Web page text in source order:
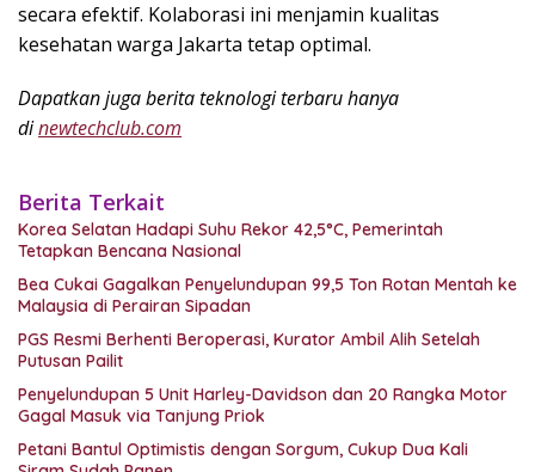
secara efektif. Kolaborasi ini menjamin kualitas
kesehatan warga Jakarta tetap optimal.
Dapatkan juga berita teknologi terbaru hanya
dinewtechclub.com
Berita Terkait
Korea Selatan Hadapi Suhu Rekor 42,5°C, Pemerintah
Tetapkan Bencana Nasional
Bea Cukai Gagalkan Penyelundupan 99,5 Ton Rotan Mentah ke
Malaysia di Perairan Sipadan
PGS Resmi Berhenti Beroperasi, Kurator Ambil Alih Setelah
Putusan Pailit
Penyelundupan 5 Unit Harley-Davidson dan 20 Rangka Motor
Gagal Masuk via Tanjung Priok
Petani Bantul Optimistis dengan Sorgum, Cukup Dua Kali